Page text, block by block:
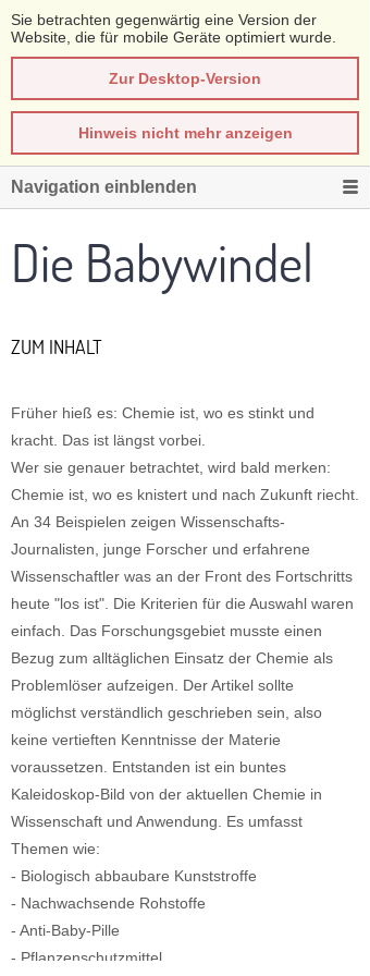
Sie betrachten gegenwärtig eine Version der
Website, die für mobile Geräte optimiert wurde.
Zur Desktop-Version
Hinweis nicht mehr anzeigen
Navigation einblenden
Die Babywindel
ZUM INHALT
Früher hieß es: Chemie ist, wo es stinkt und
kracht. Das ist längst vorbei.
Wer sie genauer betrachtet, wird bald merken:
Chemie ist, wo es knistert und nach Zukunft riecht.
An 34 Beispielen zeigen Wissenschafts-
Journalisten, junge Forscher und erfahrene
Wissenschaftler was an der Front des Fortschritts
heute "los ist". Die Kriterien für die Auswahl waren
einfach. Das Forschungsgebiet musste einen
Bezug zum alltäglichen Einsatz der Chemie als
Problemlöser aufzeigen. Der Artikel sollte
möglichst verständlich geschrieben sein, also
keine vertieften Kenntnisse der Materie
voraussetzen. Entstanden ist ein buntes
Kaleidoskop-Bild von der aktuellen Chemie in
Wissenschaft und Anwendung. Es umfasst
Themen wie:
- Biologisch abbaubare Kunststroffe
- Nachwachsende Rohstoffe
- Anti-Baby-Pille
- Pflanzenschutzmittel